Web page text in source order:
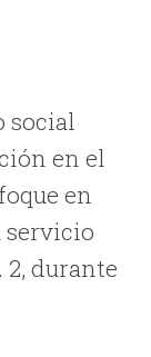
social
en el
en
durante